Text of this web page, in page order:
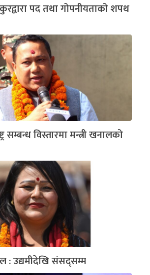
पद तथा गोपनीयताको शपथ
सम्बन्ध विस्तारमा मन्त्री खनालको
: उद्यमीदेखि संसद्सम्म